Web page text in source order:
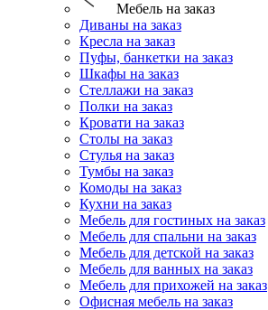
Мебель на заказ
Диваны на заказ
Кресла на заказ
Пуфы, банкетки на заказ
Шкафы на заказ
Стеллажи на заказ
Полки на заказ
Кровати на заказ
Столы на заказ
Стулья на заказ
Тумбы на заказ
Комоды на заказ
Кухни на заказ
Мебель для гостиных на заказ
Мебель для спальни на заказ
Мебель для детской на заказ
Мебель для ванных на заказ
Мебель для прихожей на заказ
Офисная мебель на заказ